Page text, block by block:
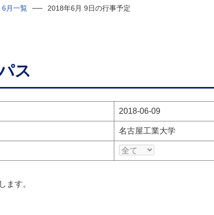
6月一覧 2018年6月 9日の行事予定
ス
2018-06-09
名古屋工業大学
ます。